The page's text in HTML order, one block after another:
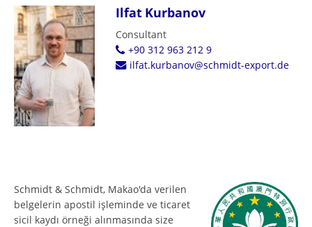
Ilfat Kurbanov
Consultant
+90 312 963 212 9
ilfat.kurbanov@schmidt-export.de
Schmidt & Schmidt, Makao'da verilen
belgelerin apostil işleminde ve ticaret
sicil kaydı örneği alınmasında size